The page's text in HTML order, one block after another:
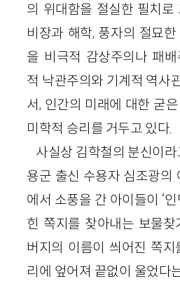
의 위대함을 절실한 필치로
비장과 해학, 풍자의 절묘
을 비극적 감상주의나 패
적 낙관주의와 기계적 역사
서, 인간의 미래에 대한 굳
미학적 승리를 거두고 있다.
사실상 김학철의 분신이
용군 출신 수용자 심조광의
에서 소풍을 간 아이들이 ‘
힌 쪽지를 찾아내는 보물
버지의 이름이 씌어진 쪽
리에 엎어져 끝없이 울었다